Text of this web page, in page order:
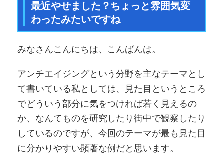
最近やせました？ちょっと雰囲気変
わったみたいですね
みなさんこんにちは、こんばんは。
アンチエイジングという分野を主なテーマとし
て書いている私としては、見た目というところ
でどういう部分に気をつければ若く見えるの
か、なんてものを研究したり街中で観察したり
しているのですが、今回のテーマが最も見た目
に分かりやすい顕著な例だと思います。